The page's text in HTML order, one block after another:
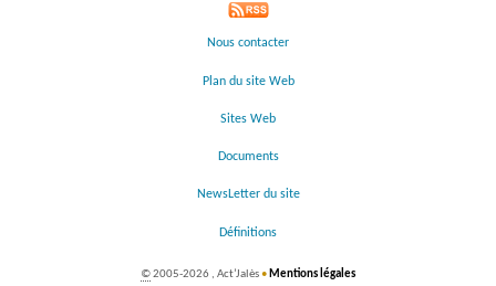
Nous contacter
Plan du site Web
Sites Web
Documents
NewsLetter du site
Définitions
©2005-2026 , Act’Jalès• Mentions légales